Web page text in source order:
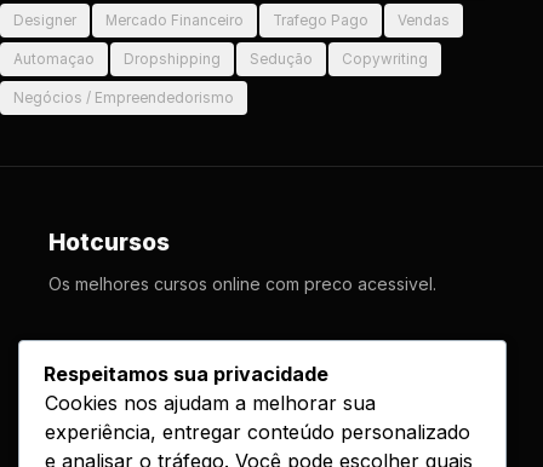
Designer Mercado Financeiro Trafego Pago Vendas
Automaçao Dropshipping Sedução Copywriting
Negócios / Empreendedorismo
Hotcursos
Os melhores cursos online com preco acessivel.
Cursos
Como Funciona
Respeitamos sua privacidade
Cookies nos ajudam a melhorar sua
experiência, entregar conteúdo personalizado
e analisar o tráfego. Você pode escolher quais